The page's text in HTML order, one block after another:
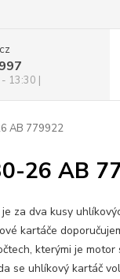
13:30 |
AB 779922
26 AB
za dva kusy
kartáče
kterými je motor
se uhlíkový kartáč